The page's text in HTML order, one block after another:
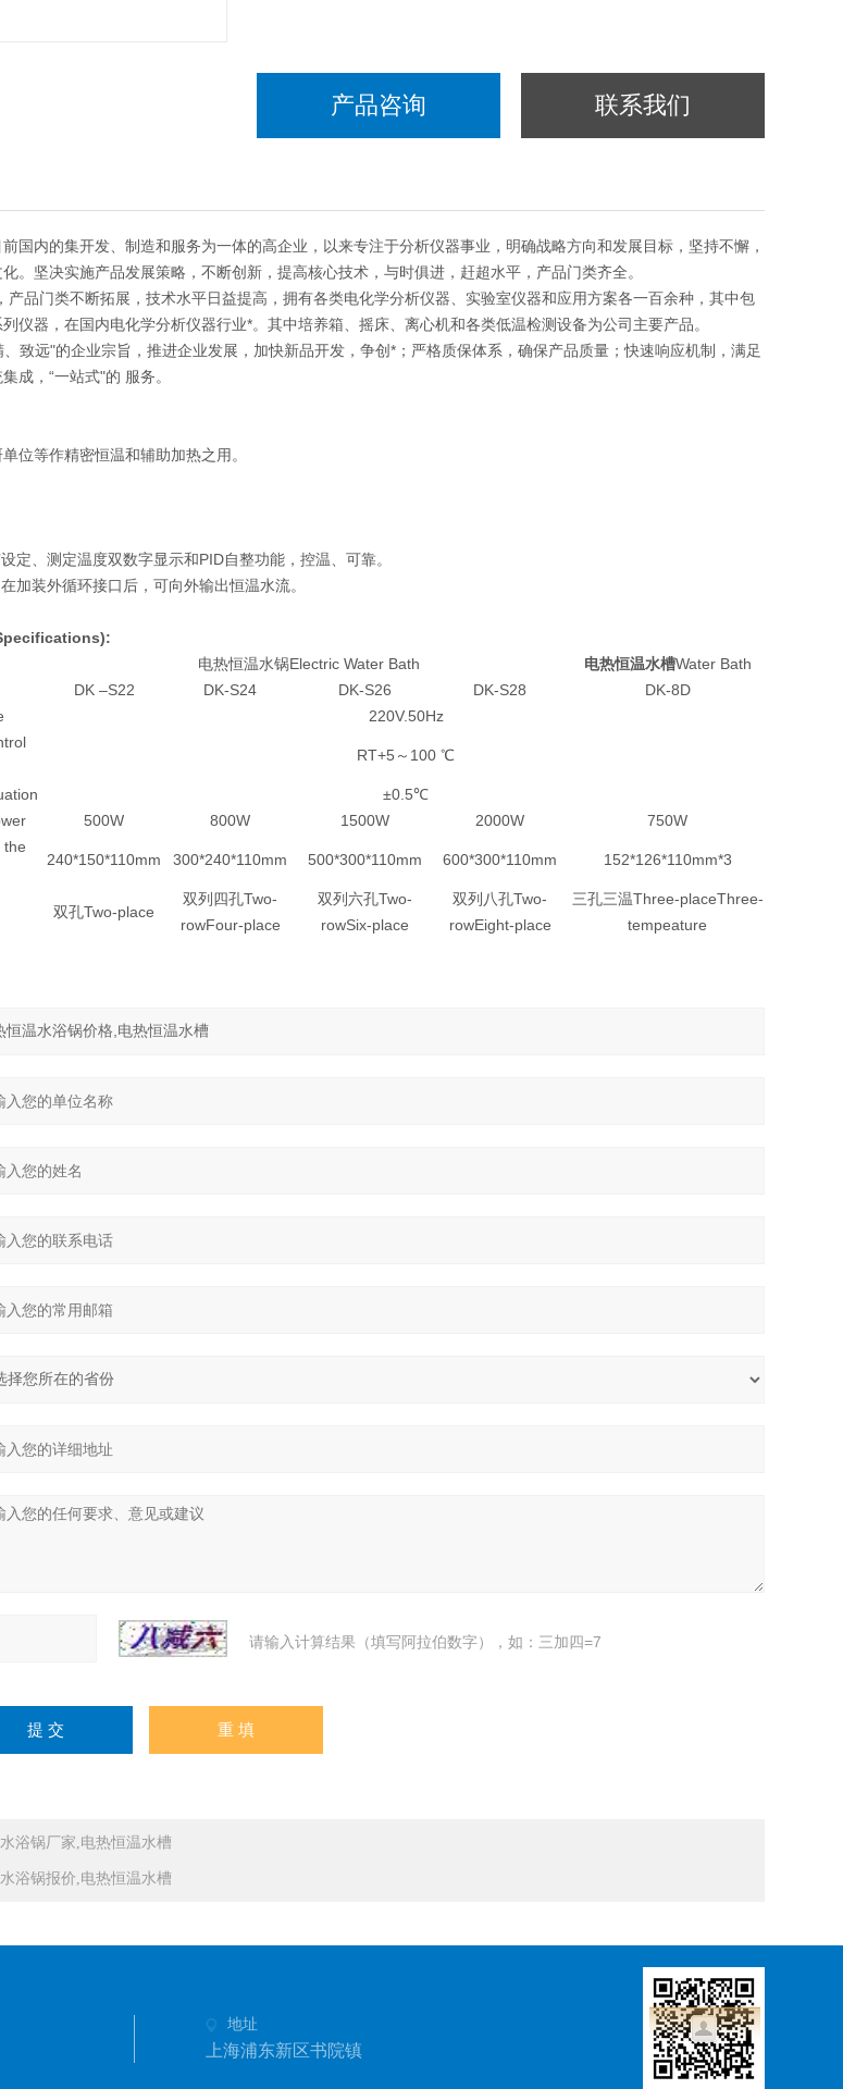
产品咨询 联系我们
前国内的集开发、制造和服务为一体的高企业，以来专注于分析仪器事业，明确战略方向和发展目标，坚持不懈，
。坚决实施产品发展策略，不断创新，提高核心技术，与时俱进，赶超水平，产品门类齐全。
产品门类不断拓展，技术水平日益提高，拥有各类电化学分析仪器、实验室仪器和应用方案各一百余种，其中包
仪器，在国内电化学分析仪器行业*。其中培养箱、摇床、离心机和各类低温检测设备为公司主要产品。
、致远"的企业宗旨，推进企业发展，加快新品开发，争创*；严格质保体系，确保产品质量；快速响应机制，满足
成，“一站式"的 服务。
位等作精密恒温和辅助加热之用。
定、测定温度双数字显示和PID自整功能，控温、可靠。
加装外循环接口后，可向外输出恒温水流。
电热恒温水锅Electric Water Bath 电热恒温水槽Water Bath
DK –S22 DK-S24 DK-S26 DK-S28
DK-8D
220V.50Hz
RT+5～100 ℃
±0.5℃
500W 800W 1500W 2000W
750W
the
240*150*110mm 300*240*110mm 500*300*110mm 600*300*110mm 152*126*110mm*3
双孔Two-place
双列四孔Two-
rowFour-place
双列六孔Two-
rowSix-place
双列八孔Two-
rowEight-place
三孔三温Three-placeThree-
tempeature
请输入计算结果（填写阿拉伯数字），如：三加四=7
浴锅厂家,电热恒温水槽
浴锅报价,电热恒温水槽
地址
上海浦东新区书院镇